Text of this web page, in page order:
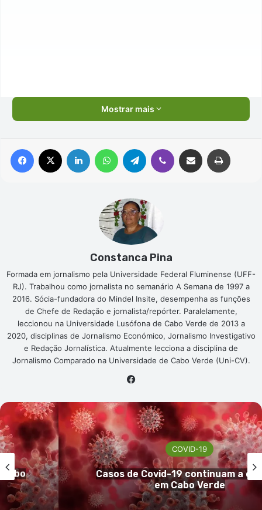
Mostrar mais
Facebook Linkedin WhatsAppTelegram Viber Compartilhar via e-mail
Constanca Pina
Formada em jornalismo pela Universidade Federal Fluminense (UFF-
RJ). Trabalhou como jornalista no semanário A Semana de 1997 a
2016. Sócia-fundadora do Mindel Insite, desempenha as funções
de Chefe de Redação e jornalista/repórter. Paralelamente,
leccionou na Universidade Lusófona de Cabo Verde de 2013 a
2020, disciplinas de Jornalismo Económico, Jornalismo Investigativo
e Redação Jornalística. Atualmente lecciona a disciplina de
Jornalismo Comparado na Universidade de Cabo Verde (Uni-CV).
COVID-19
Cabo Verde sem registo de
covid-19 nas últimas 24h